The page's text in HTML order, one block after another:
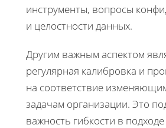
инструменты, вопросы
и целостности данных.
Другим важным аспектом
регулярная калибровка и
на соответствие
задачам организации. Это
важность гибкости в